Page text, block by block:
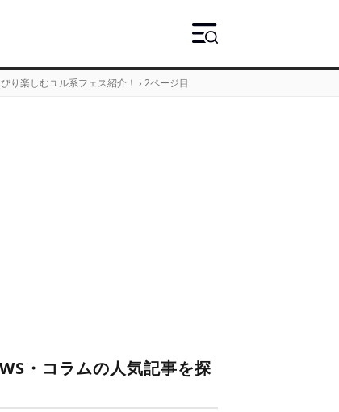
り楽しむユル系フェス紹介！ › 2ページ目
・コラムの人気記事を探